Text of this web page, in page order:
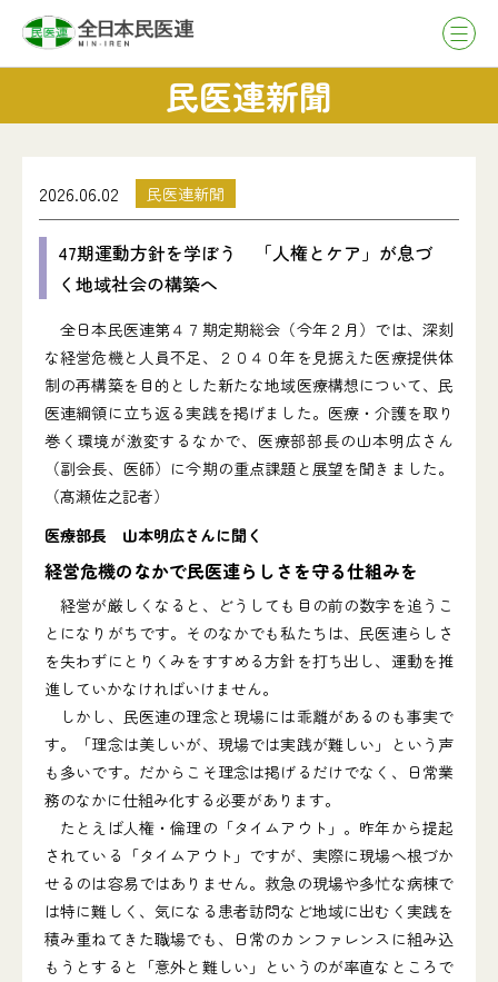
民医連新聞
2026.06.02 民医連新聞
47期運動方針を学ぼう 「人権とケア」が息づ
く地域社会の構築へ
全日本民医連第４７期定期総会（今年２月）では、深刻
な経営危機と人員不足、２０４０年を見据えた医療提供体
制の再構築を目的とした新たな地域医療構想について、民
医連綱領に立ち返る実践を掲げました。医療・介護を取り
巻く環境が激変するなかで、医療部部長の山本明広さん
（副会長、医師）に今期の重点課題と展望を聞きました。
（髙瀬佐之記者）
医療部長 山本明広さんに聞く
経営危機のなかで民医連らしさを守る仕組みを
経営が厳しくなると、どうしても目の前の数字を追うこ
とになりがちです。そのなかでも私たちは、民医連らしさ
を失わずにとりくみをすすめる方針を打ち出し、運動を推
進していかなければいけません。
しかし、民医連の理念と現場には乖離があるのも事実で
す。「理念は美しいが、現場では実践が難しい」という声
も多いです。だからこそ理念は掲げるだけでなく、日常業
務のなかに仕組み化する必要があります。
たとえば人権・倫理の「タイムアウト」。昨年から提起
されている「タイムアウト」ですが、実際に現場へ根づか
せるのは容易ではありません。救急の現場や多忙な病棟で
は特に難しく、気になる患者訪問など地域に出むく実践を
積み重ねてきた職場でも、日常のカンファレンスに組み込
もうとすると「意外と難しい」というのが率直なところで